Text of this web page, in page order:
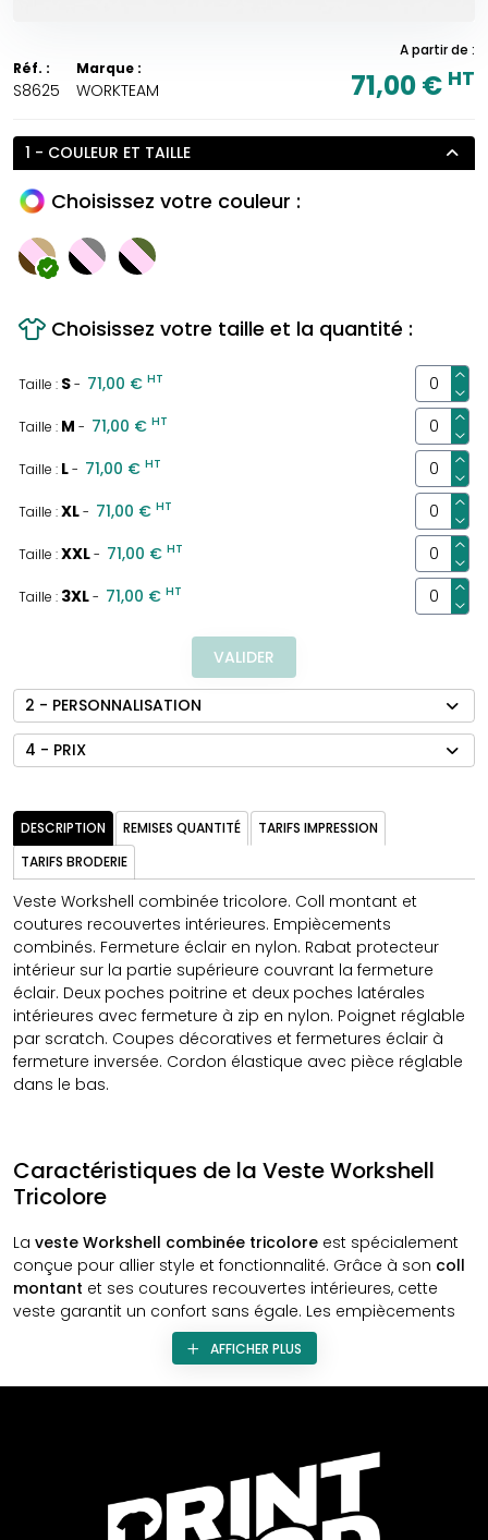
Réf. :
S8625
Marque :
WORKTEAM
A partir de :
71,00 € HT
1 - COULEUR ET TAILLE
Choisissez votre couleur :
Choisissez votre taille et la quantité :
Taille : S- 71,00 € HT
Taille : M - 71,00 € HT
Taille : L- 71,00 € HT
Taille :XL- 71,00 € HT
Taille :XXL- 71,00 € HT
Taille : 3XL- 71,00 € HT
VALIDER
2 - PERSONNALISATION
4 - PRIX
DESCRIPTION REMISES QUANTITÉ
TARIFS IMPRESSION
TARIFS BRODERIE
Veste Workshell combinée tricolore. Coll montant et
coutures recouvertes intérieures. Empiècements
combinés. Fermeture éclair en nylon. Rabat protecteur
intérieur sur la partie supérieure couvrant la fermeture
éclair. Deux poches poitrine et deux poches latérales
intérieures avec fermeture à zip en nylon. Poignet réglable
par scratch. Coupes décoratives et fermetures éclair à
fermeture inversée. Cordon élastique avec pièce réglable
dans le bas.
Caractéristiques de la Veste Workshell
Tricolore
La veste Workshell combinée tricolore est spécialement
conçue pour allier style et fonctionnalité. Grâce à son coll
montant et ses coutures recouvertes intérieures, cette
veste garantit un confort sans égale. Les empiècements
combinés ajoutent une touche esthétique, pendant que la
fermeture éclair en nylon assure une protection optimale.
protège davantage la fermeture éclair, offrant une double
protection. La veste est aussi dotée de deux poches
poitrine et de deux poches latérales intérieures, toutes
AFFICHER PLUS